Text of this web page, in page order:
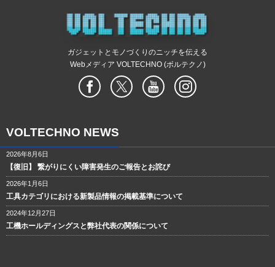
ガジェットとモノづくりのニッチを伝える
Webメディア VOLTECHNO (ボルテクノ)
VOLTECHNO NEWS
2026年8月6日
【復旧】 繋がりにくい障害発生のご報告とお詫び
2026年1月6日
工具カテゴリにおける新製品情報の掲載基準について
2024年12月27日
工機ホールディングスと弊社代表の関係について